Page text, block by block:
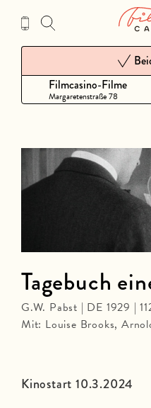
Inhalt
Filmcasino-Filme
Margaretenstraße 78
Kinostart 10.3.2024
Tagebuch
G.W. Pabst | DE 1929 |
Mit: Louise Brooks,